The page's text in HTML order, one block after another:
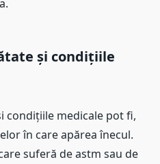
și condițiile
condițiile medicale pot fi,
în care apărea înecul.
suferă de astm sau de